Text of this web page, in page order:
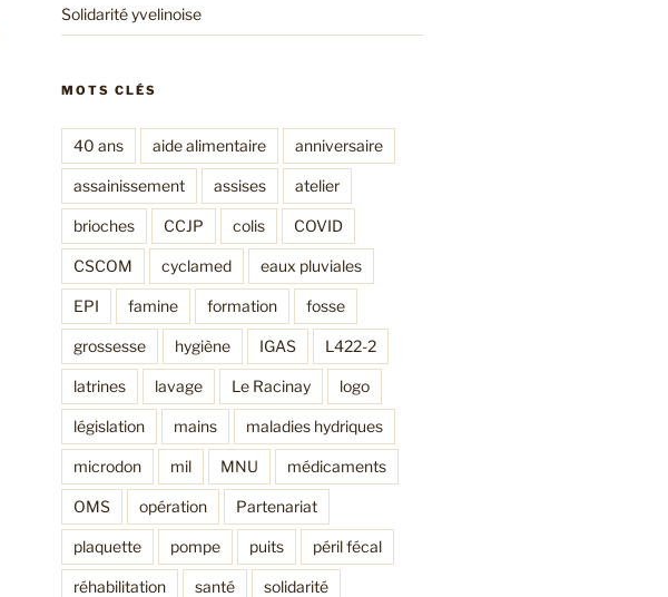
Solidarité yvelinoise
MOTS CLÉS
40 ans aide alimentaire anniversaire
assainissement assises atelier
brioches CCJP colis COVID
CSCOM cyclamed eaux pluviales
EPI famine formation fosse
grossesse hygiène IGAS L422-2
latrines lavage Le Racinay logo
législation mains maladies hydriques
microdon mil MNU médicaments
OMS opération Partenariat
plaquette pompe puits péril fécal
réhabilitation santé solidarité